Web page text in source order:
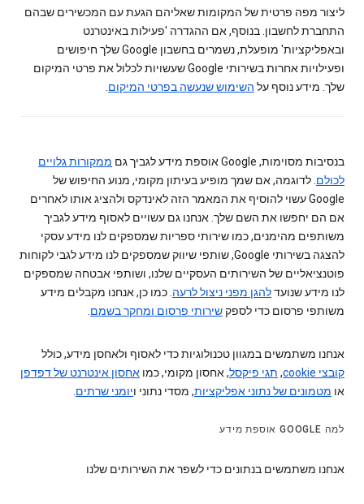
ליצור מפה פרטית של המקומות שאליהם הגעת עם המכשירים שבהם
התחברת לחשבון. בנוסף, אם ההגדרה 'פעילות באינטרנט
ובאפליקציות' מופעלת, נשמרים בחשבון Google שלך חיפושים
ופעילויות אחרות בשירותי Google שעשויות לכלול את פרטי המיקום
שלך. מידע נוסף על השימוש שנעשה בפרטי המיקום.
בנסיבות מסוימות, Google אוספת מידע לגביך גם
ממקורות גלויים
לכולם. לדוגמה, אם שמך מופיע בעיתון מקומי, מנוע החיפוש של
Google עשוי להוסיף את המאמר הזה לאינדקס ולהציג אותו לאחרים
אם הם יחפשו את השם שלך. אנחנו גם עשויים לאסוף מידע לגביך
משותפים מהימנים, כמו שירותי ספריות שמספקים לנו מידע עסקי
להצגה בשירותי Google, שותפי שיווק שמספקים לנו מידע לגבי לקוחות
פוטנציאליים של השירותים העסקיים שלנו, ושותפי אבטחה שמספקים
לנו מידע שנועדלהגן מפני ניצול לרעה. כמו כן, אנחנו מקבלים מידע
משותפי פרסום כדי לספקשירותי פרסום ומחקר בשמם.
אנחנו משתמשים במגוון טכנולוגיות כדי לאסוף ולאחסן מידע, כולל
קובצי cookie
, תגי פיקסל, אחסון מקומי, כמו אחסון אינטרנט של דפדפן
או מטמונים של נתוני אפליקציות, מסדי נתוני ויומני שרתים.
למה GOOGLE אוספת מידע
אנחנו משתמשים בנתונים כדי לשפר את השירותים שלנו